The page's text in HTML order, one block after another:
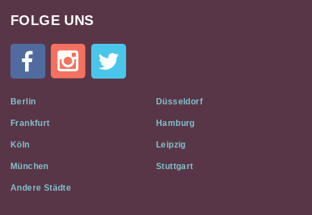
Cat
Flat
Social
Media
FOLGE UNS
Berlin Düsseldorf
Frankfurt Hamburg
Köln Leipzig
München Stuttgart
Andere Städte